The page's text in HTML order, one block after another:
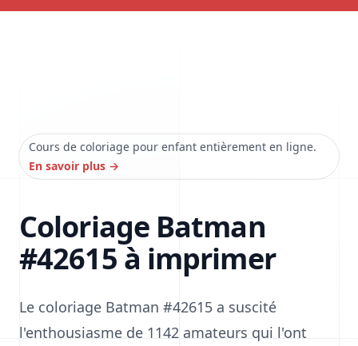
Cours de coloriage pour enfant entièrement en ligne.
En savoir plus →
Coloriage Batman
#42615 à imprimer
Le coloriage Batman #42615 a suscité
l'enthousiasme de 1142 amateurs qui l'ont